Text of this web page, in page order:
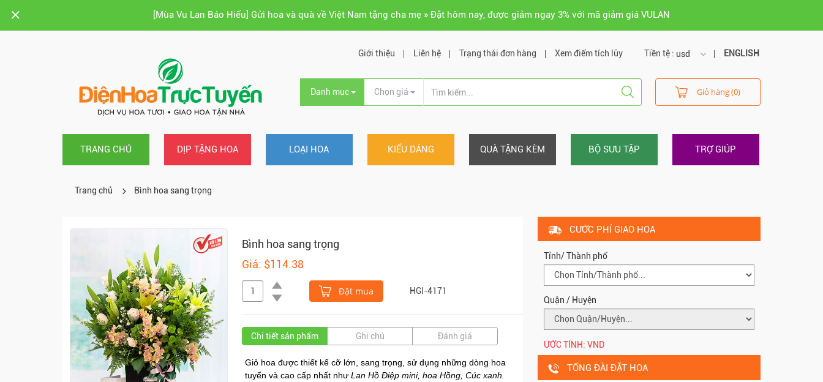
[Mùa Vu Lan Báo Hiếu] Gửi hoa và quà về Việt Nam tặng cha mẹ » Đặt hôm nay, được giảm ngay 3% với mã giảm giá VULAN
Tiền tệ : usd
usd
vnd
ENGLISH
Giới thiệu Liên hệ Trạng thái đơn hàng Xem điểm tích lũy
Danh mục Chọn giá Giỏ hàng (0)
TRANG CHỦ DỊP TẶNG HOA LOẠI HOA KIỂU DÁNG QUÀ TẶNG KÈM BỘ SƯU TẬP TRỢ GIÚP
Trang chủ Bình hoa sang trọng
Bình hoa sang trọng
Giá: $114.38
Đặt mua HGI-4171
Chi tiết sản phẩm Ghi chú Đánh giá
Giỏ hoa được thiết kế cỡ lớn, sang trọng, sử dụng những dòng hoa
tuyển và cao cấp nhất như Lan Hồ Điệp mini, hoa Hồng, Cúc xanh.
CƯỚC PHÍ GIAO HOA
Tỉnh/ Thành phố
Quận / Huyện
ƯỚC TÍNH: VND
TỔNG ĐÀI ĐẶT HOA